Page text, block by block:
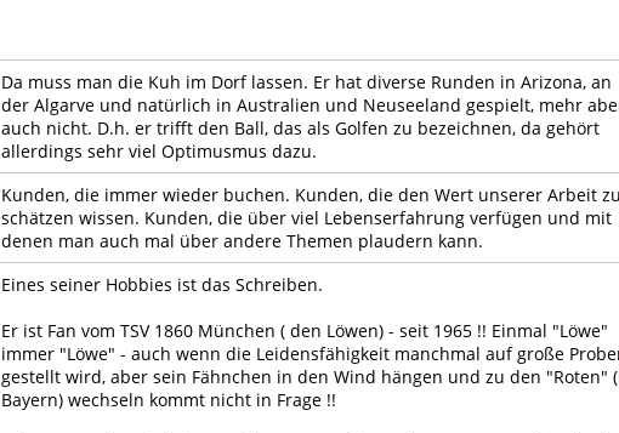
Da muss man die Kuh im Dorf lassen. Er hat diverse Runden in Arizona, an
der Algarve und natürlich in Australien und Neuseeland gespielt, mehr
auch nicht. D.h. er trifft den Ball, das als Golfen zu bezeichnen, da gehört
allerdings sehr viel Optimusmus dazu.
Kunden, die immer wieder buchen. Kunden, die den Wert unserer Arbeit zu
schätzen wissen. Kunden, die über viel Lebenserfahrung verfügen und mit
denen man auch mal über andere Themen plaudern kann.
Eines seiner Hobbies ist das Schreiben.
Er ist Fan vom TSV 1860 München ( den Löwen) - seit 1965 !! Einmal "Löwe"
immer "Löwe" - auch wenn die Leidensfähigkeit manchmal auf große
gestellt wird, aber sein Fähnchen in den Wind hängen und zu den "Roten"
Bayern) wechseln kommt nicht in Frage !!